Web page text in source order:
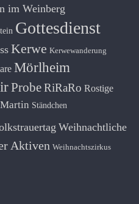
im Weinberg
Gottesdienst
Kerwe Kerwewanderung
Mörlheim
Probe RiRaRo Rostige
Ständchen
Weihnachtliche
Aktiven Weihnachtszirkus